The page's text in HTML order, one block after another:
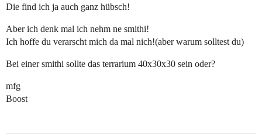
Die find ich ja auch ganz hübsch!
Aber ich denk mal ich nehm ne smithi!
Ich hoffe du verarscht mich da mal nich!(aber warum solltest du)
Bei einer smithi sollte das terrarium 40x30x30 sein oder?
mfg
Boost